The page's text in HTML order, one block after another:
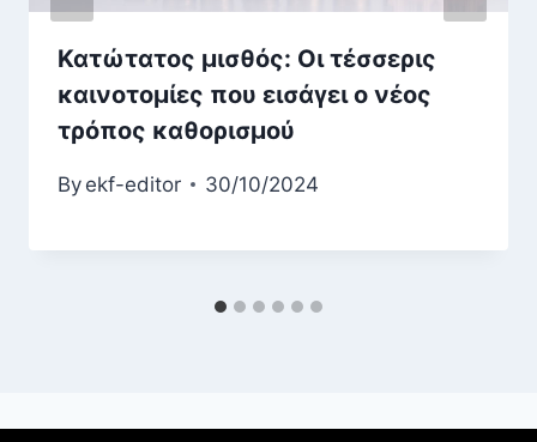
Κατώτατος μισθός: Οι τέσσερις
καινοτομίες που εισάγει ο νέος
τρόπος καθορισμού
By ekf-editor 30/10/2024